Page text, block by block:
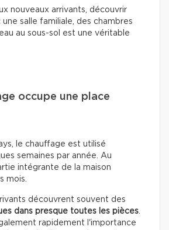
nouveaux arrivants, découvrir
salle familiale, des chambres
au sous-sol est une véritable
occupe une place
le chauffage est utilisé
semaines par année. Au
intégrante de la maison
mois.
découvrent souvent des
dans presque toutes les pièces.
rapidement l'importance